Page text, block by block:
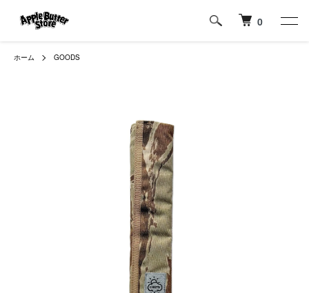
0
ホーム GOODS